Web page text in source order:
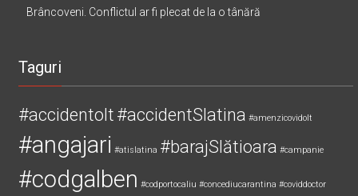
Brâncoveni. Conflictul ar fi plecat de la o tânără
Taguri
#accidentolt #accidentSlatina #amenzicovidolt
#angajari #atislatina #barajSlătioara #campanie
#codgalben #codportocaliu #concediucarantina #coviddoctor